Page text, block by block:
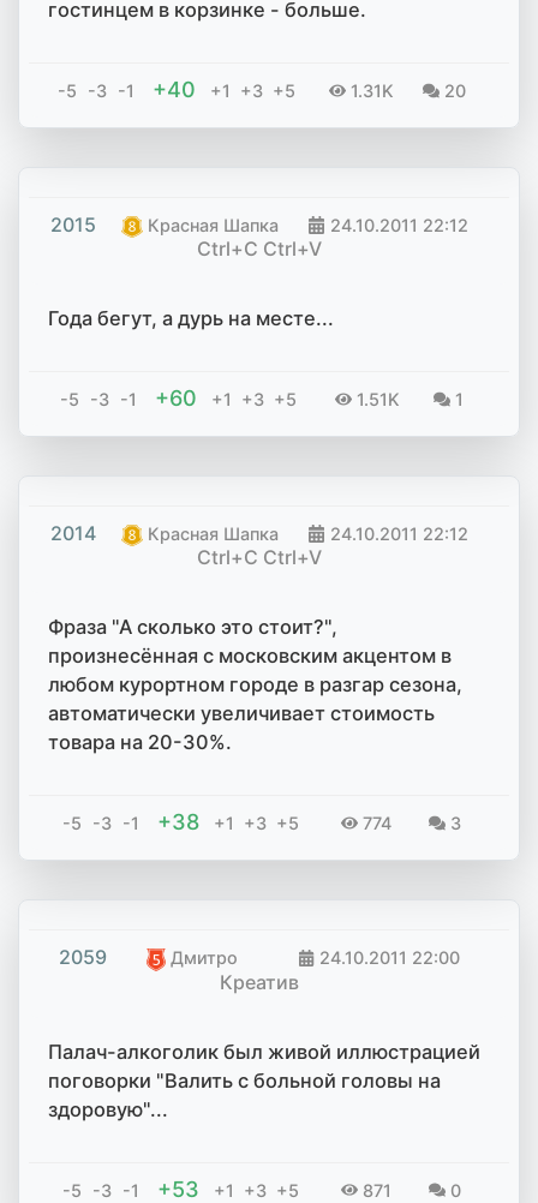
гостинцем в корзинке - больше.
-5 -3 -1 +40 +1 +3 +5 1.31K 20
2015 Красная Шапка 24.10.2011 22:12
Ctrl+C Ctrl+V
Года бегут, а дурь на месте...
-5 -3 -1 +60 +1 +3 +5 1.51K 1
2014 Красная Шапка 24.10.2011 22:12
Ctrl+C Ctrl+V
Фраза "А сколько это стоит?",
произнесённая с московским акцентом в
любом курортном городе в разгар сезона,
автоматически увеличивает стоимость
товара на 20-30%.
-5 -3 -1 +38 +1 +3 +5 774 3
2059 Дмитро 24.10.2011 22:00
Креатив
Палач-алкоголик был живой иллюстрацией
поговорки "Валить с больной головы на
здоровую"...
-5 -3 -1 +53 +1 +3 +5 871 0